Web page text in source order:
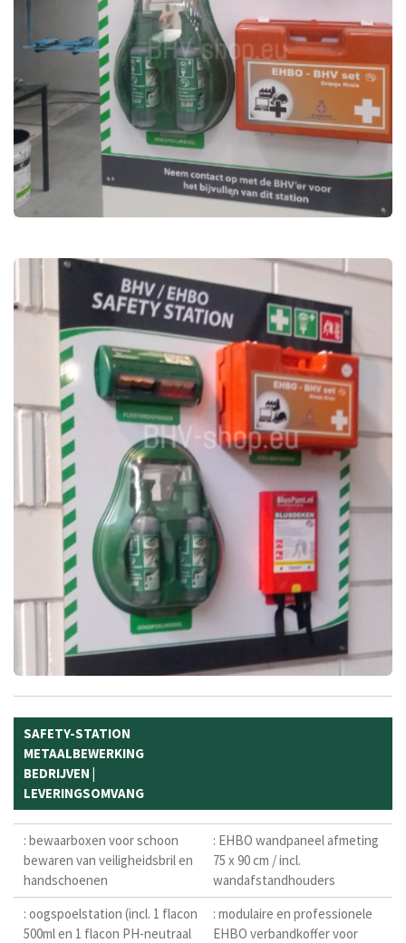
SAFETY-STATION
METAALBEWERKING
BEDRIJVEN |
LEVERINGSOMVANG
: bewaarboxen voor schoon
bewaren van veiligheidsbril en
handschoenen
: EHBO wandpaneel afmeting
75 x 90 cm / incl.
wandafstandhouders
: oogspoelstation (incl. 1 flacon
500ml en 1 flacon PH-neutraal
: modulaire en professionele
EHBO verbandkoffer voor